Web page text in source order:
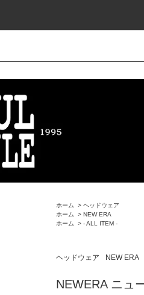
ホーム > ヘッドウェア
ホーム
> NEW ERA
ホーム
> - ALL ITEM -
ヘッドウェア NEW ERA
NEWERA ニュ